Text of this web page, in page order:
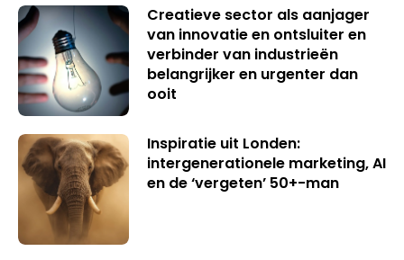
Creatieve sector als aanjager
van innovatie en ontsluiter en
verbinder van industrieën
belangrijker en urgenter dan
ooit
Inspiratie uit Londen:
intergenerationele marketing, AI
en de ‘vergeten’ 50+-man